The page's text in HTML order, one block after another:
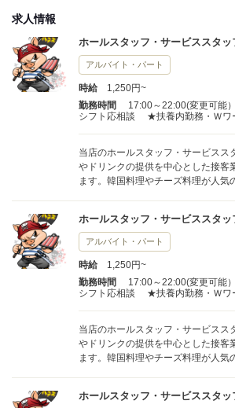
求人情報
ホールスタッフ・サービススタッ
アルバイト・パート
時給
1,250円~
勤務時間
17:00～22:00(変更
シフト応相談 ★扶養内勤務・Ｗワ
当店のホールスタッフ・サービスス
やドリンクの提供を中心とした接客
ます。韓国料理やチーズ料理が人気
んでいただきます。 1日の担当テーブル数は固定されておら
ず、スタッフ全員で協力しながらお
ています。繁忙時間帯もチームで声
ため、一人で抱え込む心配はありま
て、気持ちよく働ける職場です。 未経験からスタートされる
方でも安心していただけるよう、先
ートします。分からないことがあれ
気があり、新しい環境でもすぐに馴
ホールスタッフ・サービススタッ
アルバイト・パート
時給
1,250円~
勤務時間
17:00～22:00(変更
シフト応相談 ★扶養内勤務・Ｗワ
当店のホールスタッフ・サービスス
やドリンクの提供を中心とした接客
ます。韓国料理やチーズ料理が人気
んでいただきます。 1日の担当テーブル数は固定されておら
ホールスタッフ・サービススタッ